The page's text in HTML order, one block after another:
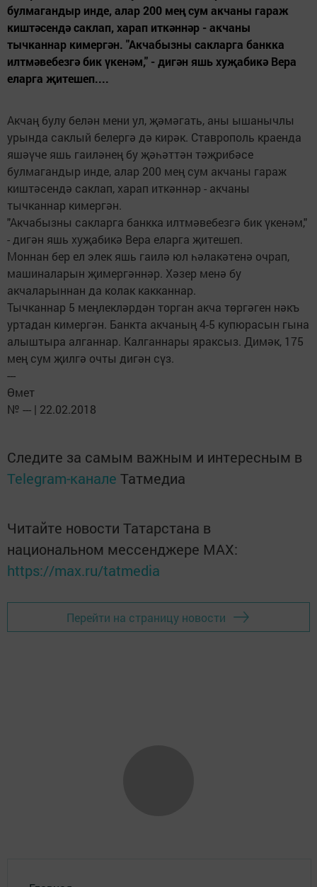
булмагандыр инде, алар 200 мең сум акчаны гараж
киштәсендә саклап, харап иткәннәр - акчаны
тычканнар кимергән. "Акчабызны сакларга банкка
илтмәвебезгә бик үкенәм," - дигән яшь хуҗабикә Вера
еларга җитешеп....
Акчаң булу белән мени ул, җәмәгать, аны ышанычлы
урында саклый белергә дә кирәк. Ставрополь краенда
яшәүче яшь гаиләнең бу җәһәттән тәҗрибәсе
булмагандыр инде, алар 200 мең сум акчаны гараж
киштәсендә саклап, харап иткәннәр - акчаны
тычканнар кимергән.
"Акчабызны сакларга банкка илтмәвебезгә бик үкенәм,"
- дигән яшь хуҗабикә Вера еларга җитешеп.
Моннан бер ел элек яшь гаилә юл һәлакәтенә очрап,
машиналарын җимергәннәр. Хәзер менә бу
акчаларыннан да колак какканнар.
Тычканнар 5 меңлекләрдән торган акча төргәген нәкъ
уртадан кимергән. Банкта акчаның 4-5 купюрасын гына
алыштыра алганнар. Калганнары яраксыз. Димәк, 175
мең сум җилгә очты дигән сүз.
---
Өмет
№ --- | 22.02.2018
Следите за самым важным и интересным в
Telegram-канале Татмедиа
Читайте новости Татарстана в
национальном мессенджере MАХ:
https://max.ru/tatmedia
Перейти на страницу новости